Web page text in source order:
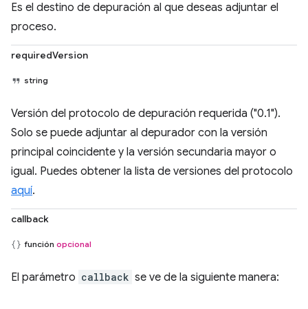
Es el destino de depuración al que deseas adjuntar el
proceso.
requiredVersion
string
Versión del protocolo de depuración requerida ("0.1").
Solo se puede adjuntar al depurador con la versión
principal coincidente y la versión secundaria mayor o
igual. Puedes obtener la lista de versiones del protocolo
aquí.
callback
función opcional
El parámetro callback se ve de la siguiente manera: